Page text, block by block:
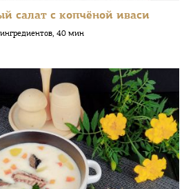
салат с копчёной иваси
40 мин